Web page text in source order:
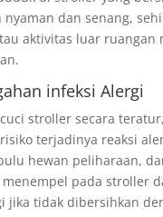
nyaman dan senang,
aktivitas luar ruangan
infeksi Alergi
stroller secara
terjadinya reaksi
hewan peliharaan,
menempel pada stroller
jika tidak dibersihkan